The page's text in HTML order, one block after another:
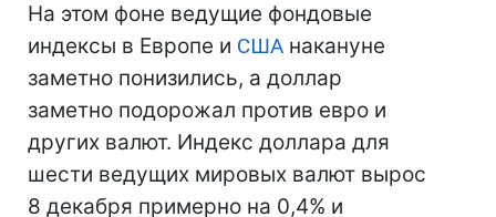
На этом фоне ведущие фондовые
индексы в Европе и США накануне
заметно понизились, а доллар
заметно подорожал против евро и
других валют. Индекс доллара для
шести ведущих мировых валют вырос
8 декабря примерно на 0,4% и